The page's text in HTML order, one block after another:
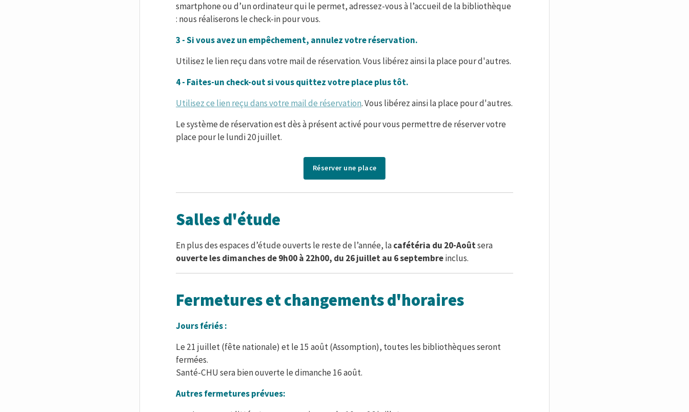
smartphone ou d’un ordinateur qui le permet, adressez-vous à l’accueil de la bibliothèque
: nous réaliserons le check-in pour vous.
3 - Si vous avez un empêchement, annulez votre réservation.
Utilisez le lien reçu dans votre mail de réservation. Vous libérez ainsi la place pour d'autres.
4 - Faites-un check-out si vous quittez votre place plus tôt.
Utilisez ce lien reçu dans votre mail de réservation. Vous libérez ainsi la place pour d'autres.
Le système de réservation est dès à présent activé pour vous permettre de réserver votre
place pour le lundi 20 juillet.
Réserver une place
Salles d'étude
En plus des espaces d’étude ouverts le reste de l’année, lacafétéria du 20-Aoûtsera
ouverte les dimanchesde 9h00 à 22h00, du 26 juillet au 6 septembreinclus.
Fermetures et changements d'horaires
Jours fériés :
Le 21 juillet (fête nationale) et le 15 août (Assomption), toutes les bibliothèques seront
fermées.
Santé-CHU sera bien ouverte le dimanche 16 août.
Autres fermetures prévues: